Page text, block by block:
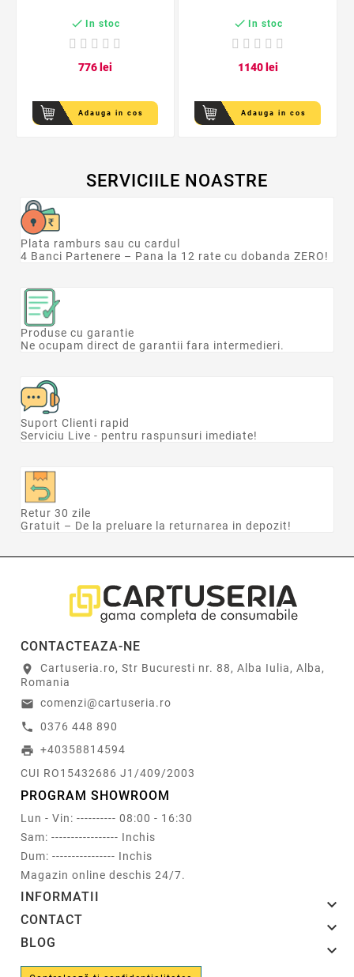
 In stoc
776lei
Adauga in cos
 In stoc
1140lei
Adauga in cos
SERVICIILE NOASTRE
Plata ramburs sau cu cardul
4 Banci Partenere – Pana la 12 rate cu dobanda ZERO!
Produse cu garantie
Ne ocupam direct de garantii fara intermedieri.
Suport Clienti rapid
Serviciu Live - pentru raspunsuri imediate!
Retur 30 zile
Gratuit – De la preluare la returnarea in depozit!
CONTACTEAZA-NE
location_on
Cartuseria.ro, Str Bucuresti nr. 88, Alba Iulia, Alba,
Romania
email comenzi@cartuseria.ro
call 0376 448 890
print +40358814594
CUI RO15432686 J1/409/2003
PROGRAM SHOWROOM
Lun - Vin: ---------- 08:00 - 16:30
Sam: ----------------- Inchis
Dum: ---------------- Inchis
Magazin online deschis 24/7.
INFORMATII 
CONTACT 
BLOG 